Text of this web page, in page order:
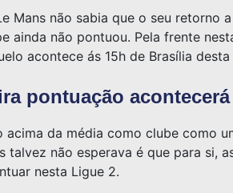
Mans não sabia que o seu retorno
não pontuou. Pela frente
acontece ás 15h de Brasília
pontuação
da média como clube como
talvez não esperava é que para si,
nesta Ligue 2.